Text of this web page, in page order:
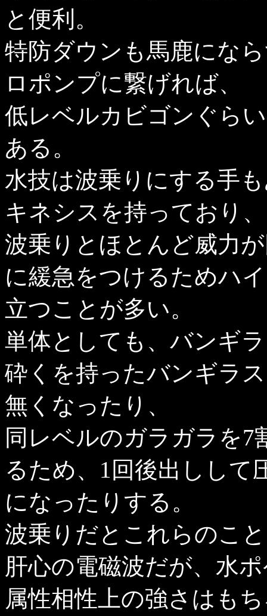
と便利。
特防ダウンも馬鹿にな
ロポンプに繋げれば、
低レベルカビゴンぐら
ある。
水技は波乗りにする手
キネシスを持っており、
波乗りとほとんど威力
に緩急をつけるためハ
立つことが多い。
単体としても、バンギ
砕くを持ったバンギラ
無くなったり、
同レベルのガラガラを7
るため、1回後出しして
になったりする。
波乗りだとこれらのこ
肝心の電磁波だが、水
属性相性上の強さはも